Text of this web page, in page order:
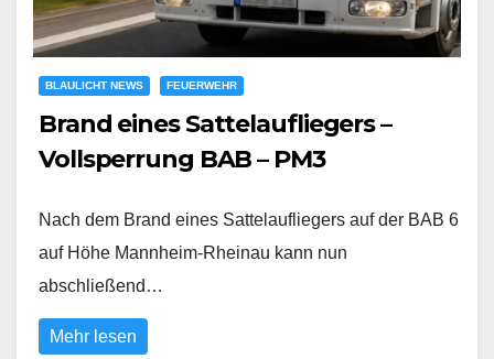
BLAULICHT NEWS FEUERWEHR
Brand eines Sattelaufliegers –
Vollsperrung BAB – PM3
Nach dem Brand eines Sattelaufliegers auf der BAB 6
auf Höhe Mannheim-Rheinau kann nun
abschließend…
Mehr lesen